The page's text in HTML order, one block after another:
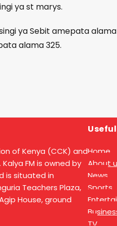
ya st marys.
ya Sebit amepata
alama 325.
of Kenya (CCK) and
FM is owned by
is situated in
Teachers Plaza,
House, ground
Home
About
News
Sports
TV